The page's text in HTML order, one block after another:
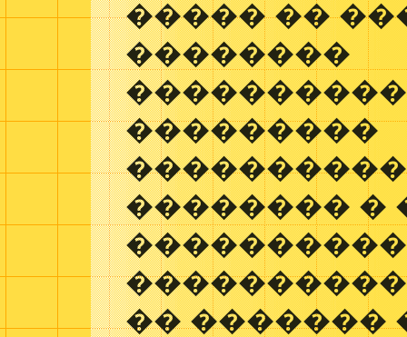
����� ��
��������
���������
�������� �
�� �������